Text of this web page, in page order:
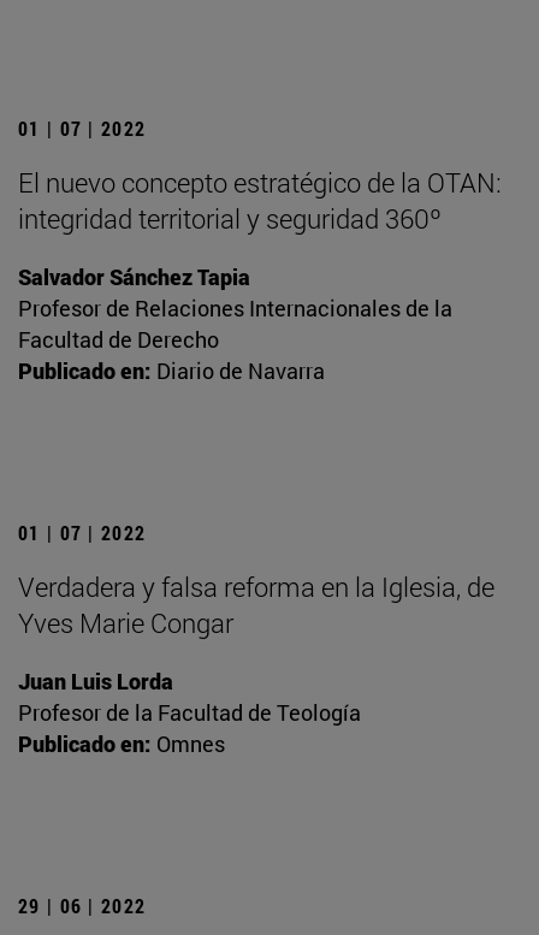
01 | 07 | 2022
El nuevo concepto estratégico de la OTAN:
integridad territorial y seguridad 360º
Salvador Sánchez Tapia
Profesor de Relaciones Internacionales de la
Facultad de Derecho
Publicado en: Diario de Navarra
01 | 07 | 2022
Verdadera y falsa reforma en la Iglesia, de
Yves Marie Congar
Juan Luis Lorda
Profesor de la Facultad de Teología
Publicado en: Omnes
29 | 06 | 2022